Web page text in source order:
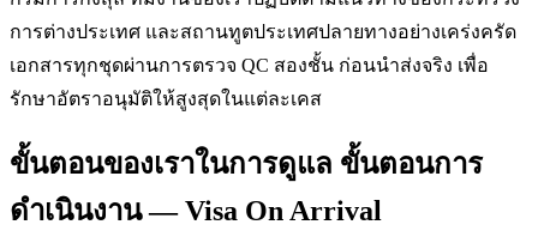
การต่างประเทศ และสถานทูตประเทศปลายทางอย่างเคร่งครัด
เอกสารทุกชุดผ่านการตรวจ QC สองชั้น ก่อนนำส่งจริง เพื่อ
รักษาอัตราอนุมัติให้สูงสุดในแต่ละเคส
ขั้นตอนของเราในการดูแล ขั้นตอนการ
ดำเนินงาน — Visa On Arrival